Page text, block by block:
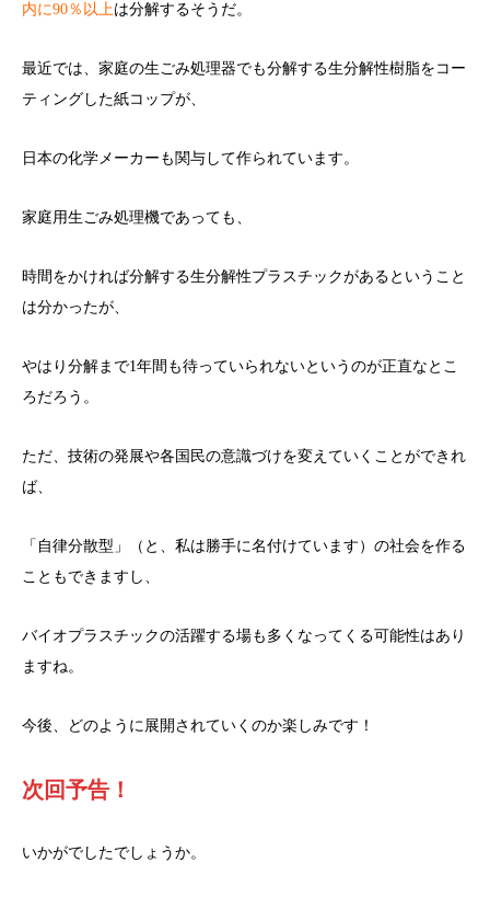
内に90％以上は分解するそうだ。
最近では、家庭の生ごみ処理器でも分解する生分解性樹脂をコー
ティングした紙コップが、
日本の化学メーカーも関与して作られています。
家庭用生ごみ処理機であっても、
時間をかければ分解する生分解性プラスチックがあるということ
は分かったが、
やはり分解まで1年間も待っていられないというのが正直なとこ
ろだろう。
ただ、技術の発展や各国民の意識づけを変えていくことができれ
ば、
「自律分散型」（と、私は勝手に名付けています）の社会を作る
こともできますし、
バイオプラスチックの活躍する場も多くなってくる可能性はあり
ますね。
今後、どのように展開されていくのか楽しみです！
次回予告！
いかがでしたでしょうか。